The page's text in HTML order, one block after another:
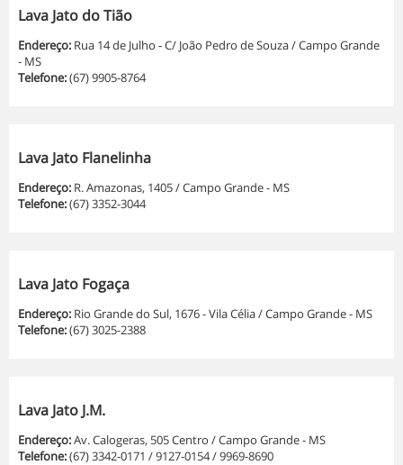
Lava Jato do Tião
Endereço: Rua 14 de Julho - C/ João Pedro de Souza / Campo Grande
- MS
Telefone:(67) 9905-8764
Lava Jato Flanelinha
Endereço: R. Amazonas, 1405 / Campo Grande - MS
Telefone:(67) 3352-3044
Lava Jato Fogaça
Endereço: Rio Grande do Sul, 1676 - Vila Célia / Campo Grande - MS
Telefone:(67) 3025-2388
Lava Jato J.M.
Endereço:Av. Calogeras, 505 Centro / Campo Grande - MS
Telefone:(67) 3342-0171 / 9127-0154 / 9969-8690